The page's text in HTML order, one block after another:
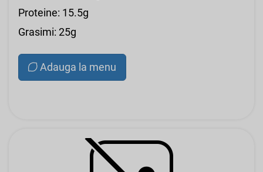
Proteine: 15.5g
Grasimi: 25g
Adauga la menu